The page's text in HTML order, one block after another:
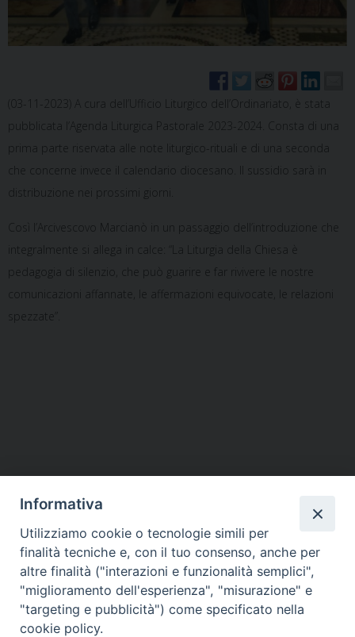
(03-11-2023) A cura dell’Ufficio Liturgico dell’Ordinariato, è stata
pubblicata l’Agenda Liturgica Pastorale 2023-2024. Consta di una
prima parte riservata alle note liturgico-rituali e di una seconda
che concerne invece il calendario diocesano. Il sussidio sarà in
distribuzione nei prossimi giorni.
Così l’Arcivescovo Marcianò in un passaggio dell’introduzione che
integralmente si allega in calce: “La Liturgia della Chiesa è
pedagogia di silenzio, che può guarire e far rivivere le nostre
comunicazioni affannate, le affermazioni equivocate, le relazioni
spezzate”.
Pdf introduzione Arcivescovo
La celebrazione per i caduti
al Verano
Verso la Giornata dei poveri
Informativa
Utilizziamo cookie o tecnologie simili per
finalità tecniche e, con il tuo consenso, anche per
altre finalità ("interazioni e funzionalità semplici",
"miglioramento dell'esperienza", "misurazione" e
"targeting e pubblicità") come specificato nella
cookie policy.